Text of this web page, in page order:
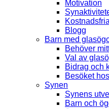
Motivation
Blogg
Barn med
Behöver
Val av
Bidrag och
Besöket
Synen
Synens
Barn och